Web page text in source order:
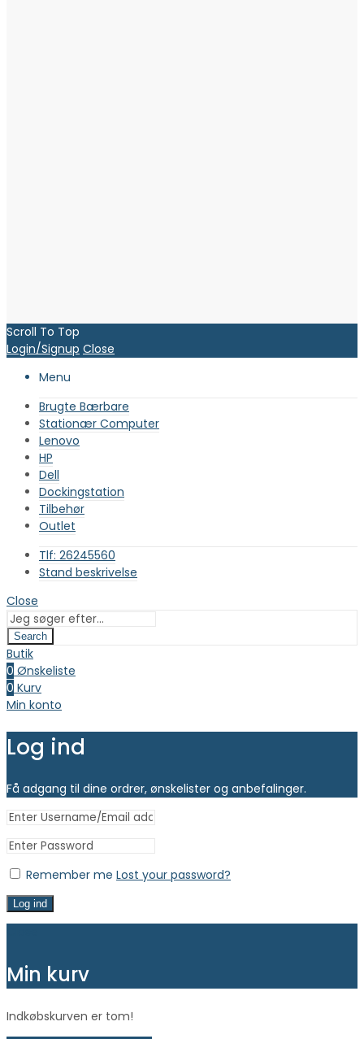
Scroll To Top
Login/Signup Close
Menu
Brugte Bærbare
Stationær Computer
Lenovo
HP
Dell
Dockingstation
Tilbehør
Outlet
Tlf: 26245560
Stand beskrivelse
Close
Search
Butik
0 Ønskeliste
0 Kurv
Min konto
Log ind
Få adgang til dine ordrer, ønskelister og anbefalinger.
Remember me Lost your password?
Log ind
Min kurv
Indkøbskurven er tom!